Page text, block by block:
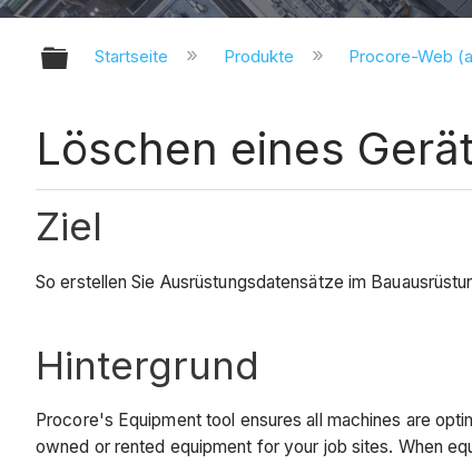
Globale Hierarchie auf- und
Startseite Produkte Procore-Web
Löschen eines
Ziel
So erstellen Sie Ausrüstungsdatensätze im
Hintergrund
Procore's Equipment tool ensures all machines are
owned or rented equipment for your job sites. When